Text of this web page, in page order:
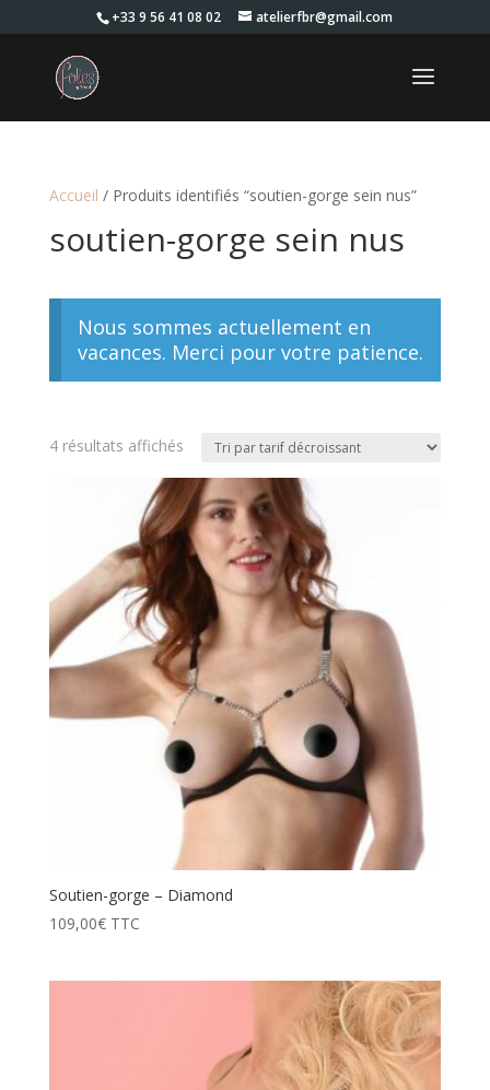
+33 9 56 41 08 02 atelierfbr@gmail.com
Accueil / Produits identifiés “soutien-gorge sein nus”
soutien-gorge sein nus
Nous sommes actuellement en
vacances. Merci pour votre patience.
4 résultats affichésTrié
prix
décroissant
Soutien-gorge – Diamond
109,00€ TTC